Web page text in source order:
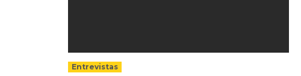
Entrevistas